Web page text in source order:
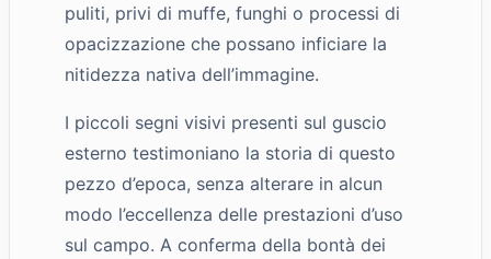
puliti, privi di muffe, funghi o processi di
opacizzazione che possano inficiare la
nitidezza nativa dell’immagine.
I piccoli segni visivi presenti sul guscio
esterno testimoniano la storia di questo
pezzo d’epoca, senza alterare in alcun
modo l’eccellenza delle prestazioni d’uso
sul campo. A conferma della bontà dei